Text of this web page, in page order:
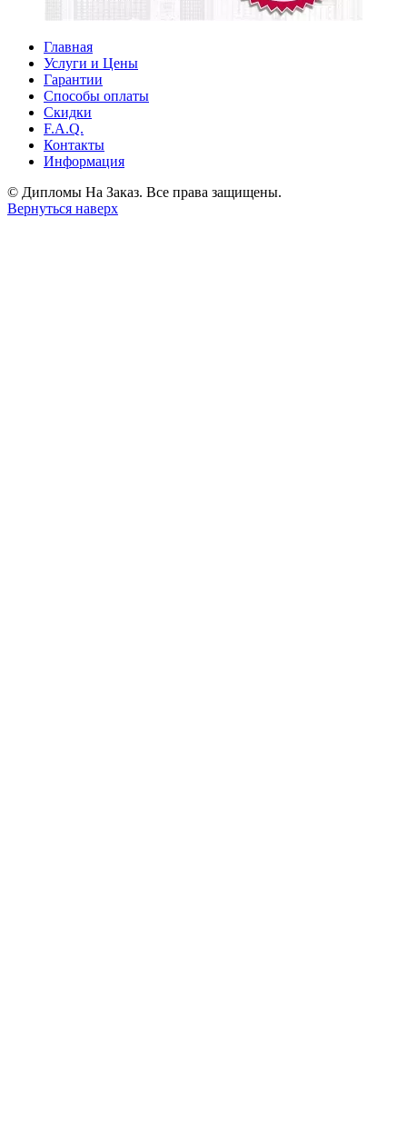
Главная
Услуги и Цены
Гарантии
Способы оплаты
Скидки
F.A.Q.
Контакты
Информация
© Дипломы На Заказ. Все права защищены.
Вернуться наверх